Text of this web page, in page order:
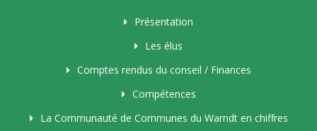
Présentation
Les élus
Comptes rendus du conseil / Finances
Compétences
La Communauté de Communes du Warndt en chiffres